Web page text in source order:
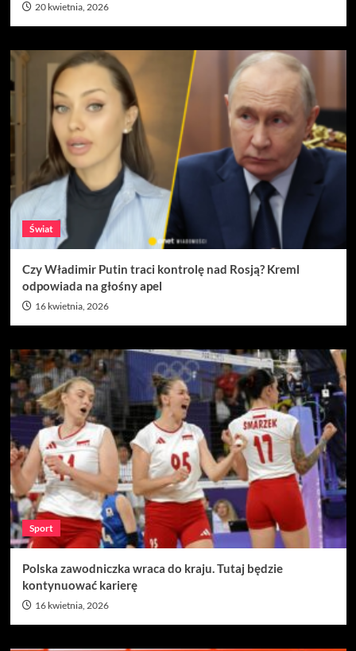
20 kwietnia, 2026
Świat
Czy Władimir Putin traci kontrolę nad Rosją? Kreml
odpowiada na głośny apel
16 kwietnia, 2026
Sport
Polska zawodniczka wraca do kraju. Tutaj będzie
kontynuować karierę
16 kwietnia, 2026